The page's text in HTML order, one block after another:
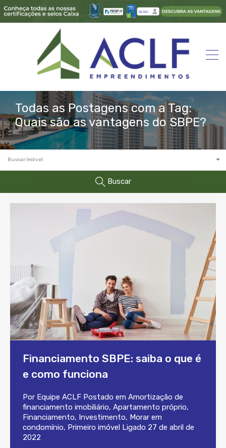
Todas as Postagens com a Tag:
Quais são as vantagens do SBPE?
Buscar Imóvel
Buscar
Financiamento SBPE: saiba o que é
e como funciona
Por Equipe ACLF Postado em Amortização de
financiamento imobiliário, Apartamento próprio,
Financiamento, Investimento, Morar em
condomínio, Primeiro imóvel Ligado 27 de abril de
2022